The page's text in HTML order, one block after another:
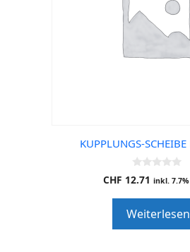
KUPPLUNGS-
0
o
o
f
5
CHF 12.71 inkl.
Weiterlesen